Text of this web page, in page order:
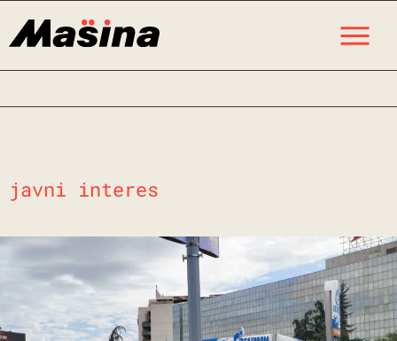
javni interes